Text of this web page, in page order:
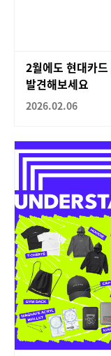
2월에도 현대카
발견해보세요
2026.02.06